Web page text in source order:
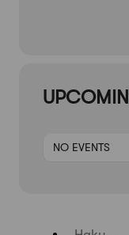
NO EVENTS
Haku: